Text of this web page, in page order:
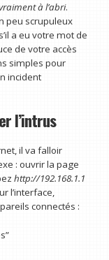
à l’abri.
peu scrupuleux
a eu votre mot de
de votre accès
simples pour
incident
l’intrus
il va falloir
: ouvrir la page
http://192.168.1.1
l’interface,
connectés :